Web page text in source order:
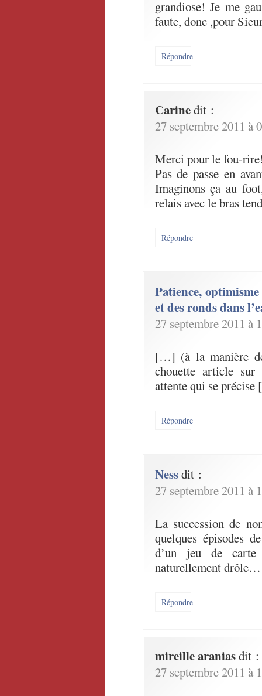
grandiose! Je me
faute, donc ,pour
Répondre
Carinedit :
27 septembre 2011 à
Merci pour le fou-
Pas de passe en
Imaginons ça au
relais avec le bras
Répondre
Patience,
et des ronds dans
27 septembre 2011 à
[…] (à la manière
chouette article
attente qui se
Répondre
Nessdit :
27 septembre 2011 à
La succession de
quelques épisodes
d’un jeu de
naturellement drôle…
Répondre
mireille araniasdit :
27 septembre 2011 à